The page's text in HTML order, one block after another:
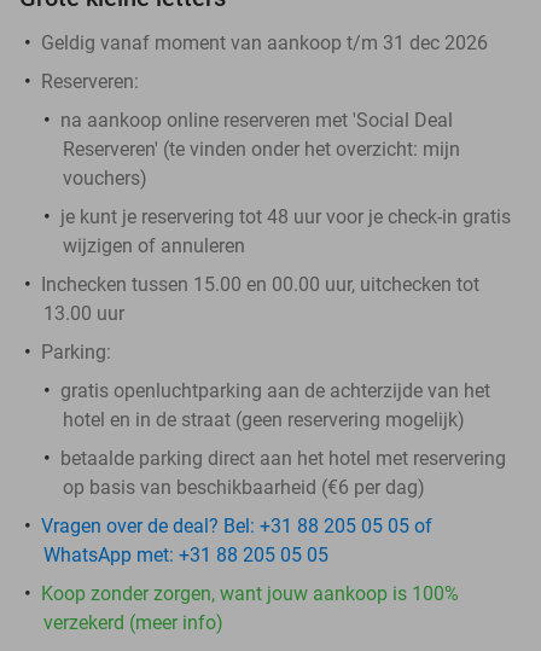
Geldig vanaf moment van aankoop t/m 31 dec 2026
Reserveren:
na aankoop online reserveren met 'Social Deal
Reserveren' (te vinden onder het overzicht: mijn
vouchers)
je kunt je reservering tot 48 uur voor je check-in gratis
wijzigen of annuleren
Inchecken tussen 15.00 en 00.00 uur, uitchecken tot
13.00 uur
Parking:
gratis openluchtparking aan de achterzijde van het
hotel en in de straat (geen reservering mogelijk)
betaalde parking direct aan het hotel met reservering
op basis van beschikbaarheid (€6 per dag)
Vragen over de deal? Bel: +31 88 205 05 05 of
WhatsApp met: +31 88 205 05 05
Koop zonder zorgen, want jouw aankoop is 100%
verzekerd (meer info)